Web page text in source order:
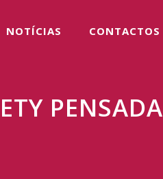
NOTÍCIAS CONTACTOS
PENSADA